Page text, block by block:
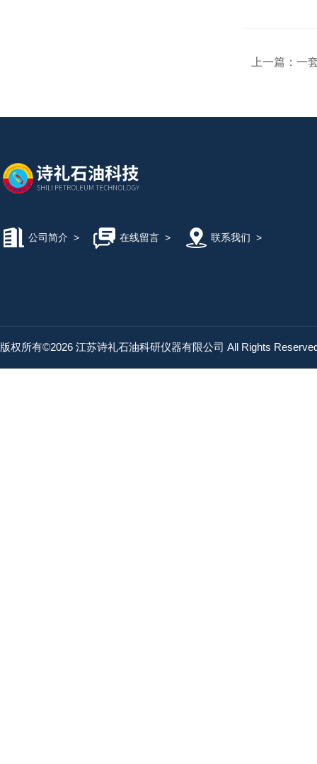
上一篇： 一
公司简介 > 在线留言> 联系我们 >
版权所有©2026 江苏诗礼石油科研仪器有限公司 All Rights